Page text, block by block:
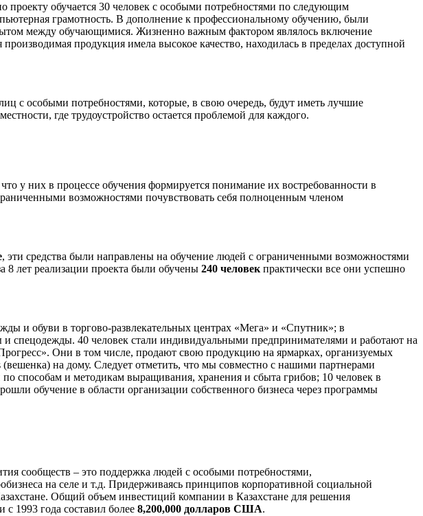
обучается 30 человек с особыми потребностями по следующим
грамотность. В дополнение к профессиональному обучению, были
между обучающимися. Жизненно важным фактором являлось включение
продукция имела высокое качество, находилась в пределах доступной
с особыми потребностями, которые, в свою очередь, будут иметь лучшие
где трудоустройство остается проблемой для каждого.
у них в процессе обучения формируется понимание их востребованности в
возможностями почувствовать себя полноценным членом
, эти средства были направлены на обучение людей с ограниченными возможностями
8 лет реализации проекта были обучены 240 человек практически все они успешно
и обуви в торгово-развлекательных центрах «Мега» и «Спутник»; в
спецодежды. 40 человек стали индивидуальными предпринимателями и работают на
Они в том числе, продают свою продукцию на ярмарках, организуемых
на дому. Следует отметить, что мы совместно с нашими партнерами
способам и методикам выращивания, хранения и сбыта грибов; 10 человек в
обучение в области организации собственного бизнеса через программы
сообществ – это поддержка людей с особыми потребностями,
на селе и т.д. Придерживаясь принципов корпоративной социальной
Общий объем инвестиций компании в Казахстане для решения
1993 года составил более 8,200,000 долларов США.